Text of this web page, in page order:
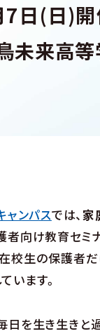
対象者別メニュー
日(日)開
来高等
ンパスでは、家
者向け教育セミ
校生の保護者だ
います。
日を生き生きと